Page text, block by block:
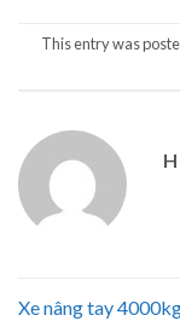
This entry was
Xe nâng tay